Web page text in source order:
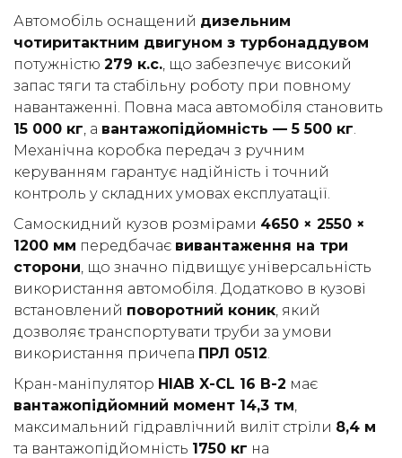
Автомобіль оснащений дизельним
чотиритактним двигуном з турбонаддувом
потужністю 279 к.с., що забезпечує високий
запас тяги та стабільну роботу при повному
навантаженні. Повна маса автомобіля становить
15 000 кг, а вантажопідйомність — 5 500 кг.
Механічна коробка передач з ручним
керуванням гарантує надійність і точний
контроль у складних умовах експлуатації.
Самоскидний кузов розмірами 4650 × 2550 ×
1200 мм передбачає вивантаження на три
сторони, що значно підвищує універсальність
використання автомобіля. Додатково в кузові
встановлений поворотний коник, який
дозволяє транспортувати труби за умови
використання причепа ПРЛ 0512.
Кран-маніпулятор HIAB X-CL 16 B-2 має
вантажопідйомний момент 14,3 тм,
максимальний гідравлічний виліт стріли 8,4 м
та вантажопідйомність 1750 кг на